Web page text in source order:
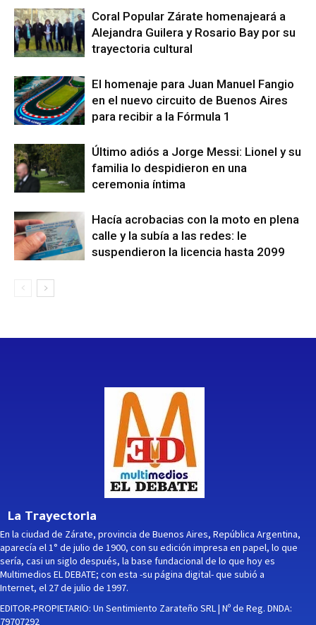
Coral Popular Zárate homenajeará a
Alejandra Guilera y Rosario Bay por su
trayectoria cultural
El homenaje para Juan Manuel Fangio
en el nuevo circuito de Buenos Aires
para recibir a la Fórmula 1
Último adiós a Jorge Messi: Lionel y su
familia lo despidieron en una
ceremonia íntima
Hacía acrobacias con la moto en plena
calle y la subía a las redes: le
suspendieron la licencia hasta 2099
La Trayectoria
En la ciudad de Zárate, provincia de Buenos Aires, República Argentina,
aparecía el 1° de julio de 1900, con su edición impresa en papel, lo que
sería, casi un siglo después, la base fundacional de lo que hoy es
Multimedios EL DEBATE; con esta -su página digital- que subió a
Internet, el 27 de julio de 1997.
EDITOR-PROPIETARIO: Un Sentimiento Zarateño SRL | Nº de Reg. DNDA:
79707292